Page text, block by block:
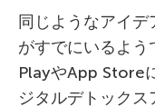
同じようなアイ
がすでにいるよ
PlayやApp Store
ジタルデトックス